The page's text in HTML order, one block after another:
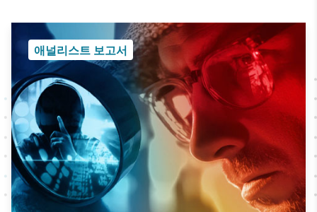
애널리스트 보고서